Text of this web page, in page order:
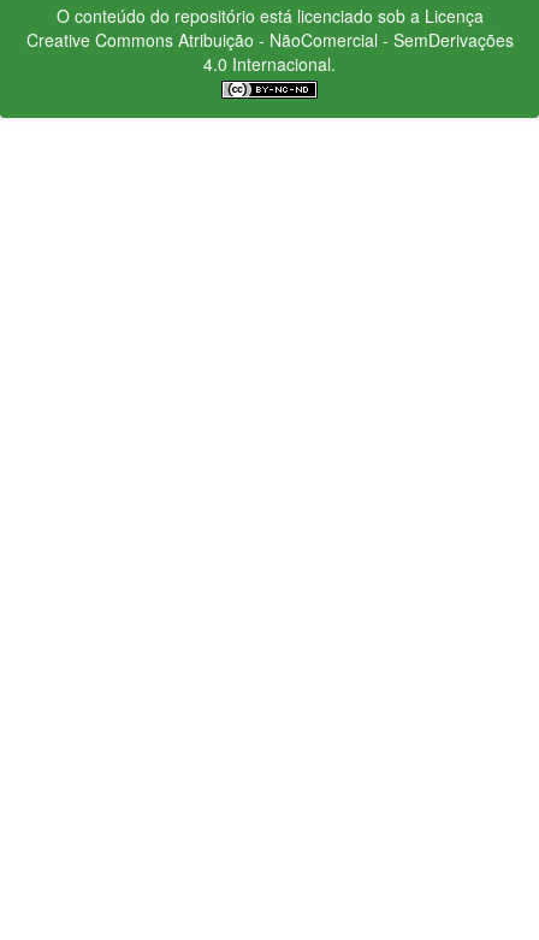
O conteúdo do repositório está licenciado sob a Licença
Creative CommonsAtribuição - NãoComercial - SemDerivações
4.0 Internacional.